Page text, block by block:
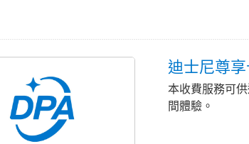
迪士尼尊享
本收費服務可
間體驗。